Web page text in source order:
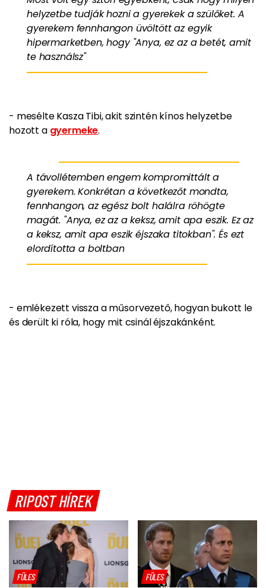
helyzetbe tudják hozni a gyerekek a szülőket. A
gyerekem fennhangon üvöltött az egyik
hipermarketben, hogy "Anya, ez az a betét, amit
te használsz"
- mesélte Kasza Tibi, akit szintén kínos helyzetbe
hozott a gyermeke.
A távollétemben engem kompromittált a
gyerekem. Konkrétan a következőt mondta,
fennhangon, az egész bolt halálra röhögte
magát. "Anya, ez az a keksz, amit apa eszik. Ez az
a keksz, amit apa eszik éjszaka titokban". És ezt
elordította a boltban
- emlékezett vissza a műsorvezető, hogyan bukott le
és derült ki róla, hogy mit csinál éjszakánként.
RIPOST HÍREK
FÜLES FÜLES